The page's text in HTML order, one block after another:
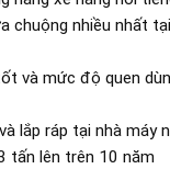
chuộng nhiều nhất
và mức độ quen
lắp ráp tại nhà
tấn lên trên 10 năm